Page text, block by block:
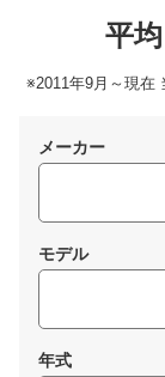
平均
※2011年9月～現在
メーカー
モデル
年式